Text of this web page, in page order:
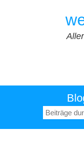
Suchen
nach: